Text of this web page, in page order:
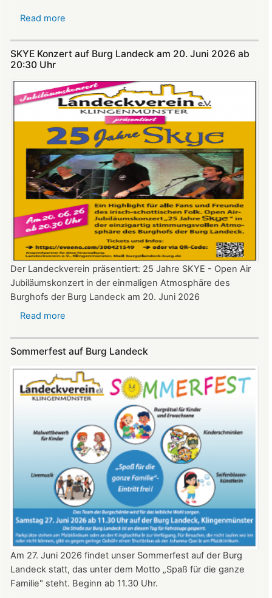
Read more
Theatersommer
Burg
Landeck
SKYE Konzert auf Burg Landeck am 20. Juni 2026 ab
20:30 Uhr​​​​​​​​​​​​​​
Der Landeckverein präsentiert: 25 Jahre SKYE - Open Air
Jubiläumskonzert in der einmaligen Atmosphäre des
Burghofs der Burg Landeck am 20. Juni 2026
Read more
auf
Burg
Landeck
am
Juni
2026
ab
20:30
Uhr​​​​​​​​​​​​​​
Sommerfest auf Burg Landeck
Am 27. Juni 2026 findet unser Sommerfest auf der Burg
Landeck statt, das unter dem Motto „Spaß für die ganze
Familie" steht. Beginn ab 11.30 Uhr.